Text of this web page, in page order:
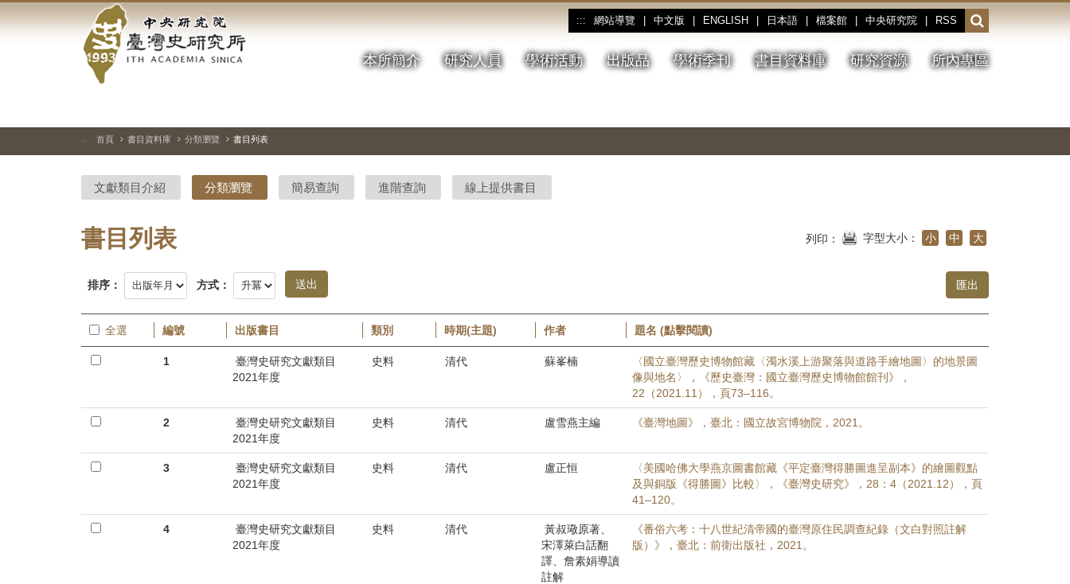
到
中
央
研
院-
臺
灣
史
究
所-
首
::: 網站導覽 中文版 ENGLISH 日本語 檔案館 中央研究院 RSS
開
啟
或
收
本所簡介 研究人員 學術活動 出版品 學術季刊 書目資料庫 研究資源 所內專區
停、
圖
圖
結
::: 首頁 書目資料庫 分類瀏覽 書目列表
文獻類目介紹 分類瀏覽 簡易查詢 進階查詢 線上提供書目
書目列表 列印： 字型大小： 小 中 大
排序： 方式：
全選 編號 出版書目 類別 時期(主題) 作者 題名 (點擊閱讀)
1
臺灣史研究文獻類目
2021年度
史料 清代 蘇峯楠
〈國立臺灣歷史博物館藏〈濁水溪上游聚落與道路手繪地圖〉的地景圖
像與地名〉，《歷史臺灣：國立臺灣歷史博物館館刊》，
22（2021.11），頁73–116。
2
臺灣史研究文獻類目
2021年度
史料 清代 盧雪燕主編 《臺灣地圖》，臺北：國立故宮博物院，2021。
3
臺灣史研究文獻類目
2021年度
史料 清代 盧正恒
〈美國哈佛大學燕京圖書館藏《平定臺灣得勝圖進呈副本》的繪圖觀點
及與銅版《得勝圖》比較〉，《臺灣史研究》，28：4（2021.12），頁
41–120。
4
臺灣史研究文獻類目
2021年度
史料 清代
黃叔璥原著、
宋澤萊白話翻
譯、詹素娟導讀
註解
《番俗六考：十八世紀清帝國的臺灣原住民調查紀錄（文白對照註解
版）》，臺北：前衛出版社，2021。